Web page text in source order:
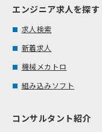
エンジニア求人を探す
求人検索
新着求人
機械メカトロ
組み込みソフト
コンサルタント紹介